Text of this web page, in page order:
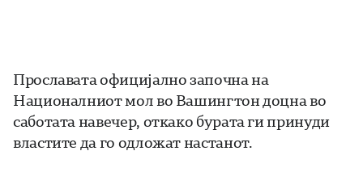
Прославата официјално започна на
Националниот мол во Вашингтон доцна во
саботата навечер, откако бурата ги принуди
властите да го одложат настанот.